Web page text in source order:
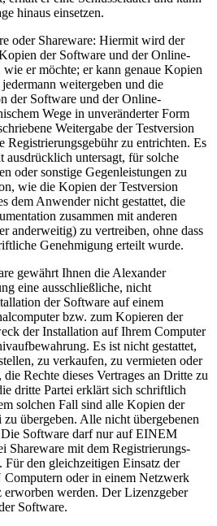
hinaus einsetzen.
oder Shareware: Hiermit wird der
der Software und der Online-
er möchte; er kann genaue Kopien
weitergeben und die
der Software und der Online-
Wege in unveränderter Form
Weitergabe der Testversion
Registrierungsgebühr zu entrichten. Es
untersagt, für solche
oder sonstige Gegenleistungen zu
wie die Kopien der Testversion
dem Anwender nicht gestattet, die
zusammen mit anderen
anderweitig) zu vertreiben, ohne dass
Genehmigung erteilt wurde.
gewährt Ihnen die Alexander
eine ausschließliche, nicht
der Software auf einem
bzw. zum Kopieren der
der Installation auf Ihrem Computer
Es ist nicht gestattet,
zu verkaufen, zu vermieten oder
Rechte dieses Vertrages an Dritte zu
dritte Partei erklärt sich schriftlich
solchen Fall sind alle Kopien der
übergeben. Alle nicht übergebenen
Software darf nur auf EINEM
Shareware mit dem Registrierungs-
Für den gleichzeitigen Einsatz der
oder in einem Netzwerk
werden. Der Lizenzgeber
Software.